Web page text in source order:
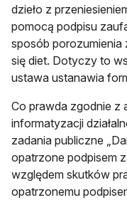
dzieło z
pomocą podpisu
sposób
się diet. Dotyczy to
ustawa ustanawia
Co prawda zgodnie z
informatyzacji
zadania publiczne
opatrzone podpisem
względem skutków
opatrzonemu